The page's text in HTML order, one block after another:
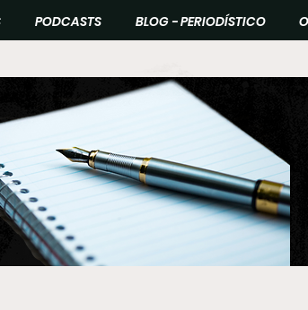
PODCASTS BLOG - PERIODÍSTICO